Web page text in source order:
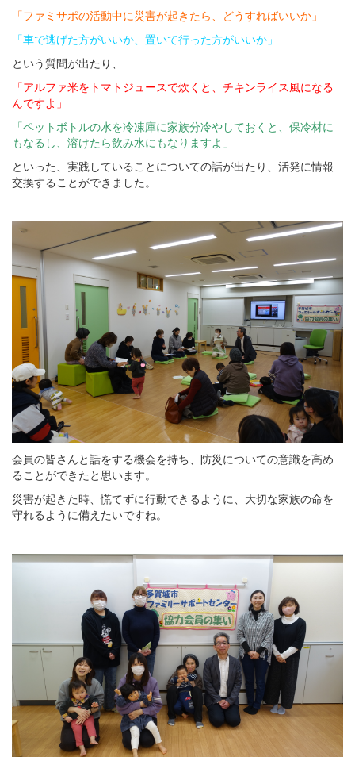
「ファミサポの活動中に災害が起きたら、どうすればいいか」
「車で逃げた方がいいか、置いて行った方がいいか」
という質問が出たり、
「アルファ米をトマトジュースで炊くと、チキンライス風になる
んですよ」
「ペットボトルの水を冷凍庫に家族分冷やしておくと、保冷材に
もなるし、溶けたら飲み水にもなりますよ」
といった、実践していることについての話が出たり、活発に情報
交換することができました。
会員の皆さんと話をする機会を持ち、防災についての意識を高め
ることができたと思います。
災害が起きた時、慌てずに行動できるように、大切な家族の命を
守れるように備えたいですね。